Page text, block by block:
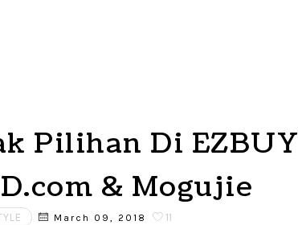
Pilihan Di EZBUY
& Mogujie
March 09, 2018 11